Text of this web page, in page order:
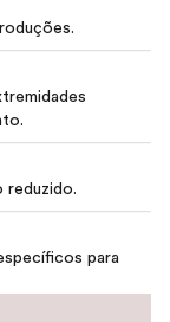
reduzido.
para